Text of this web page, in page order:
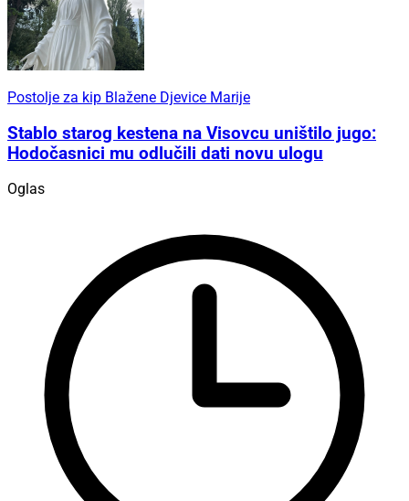
Postolje za kip Blažene Djevice Marije
Stablo starog kestena na Visovcu uništilo jugo:
Hodočasnici mu odlučili dati novu ulogu
Oglas